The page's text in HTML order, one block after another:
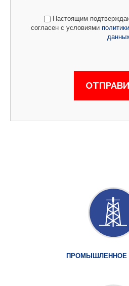
Настоящим
согласен с условиями
данных
ПРОМЫШЛЕННОЕ